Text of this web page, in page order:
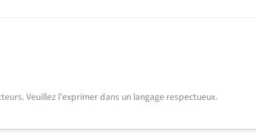
Veuillez l'exprimer dans un langage respectueux.